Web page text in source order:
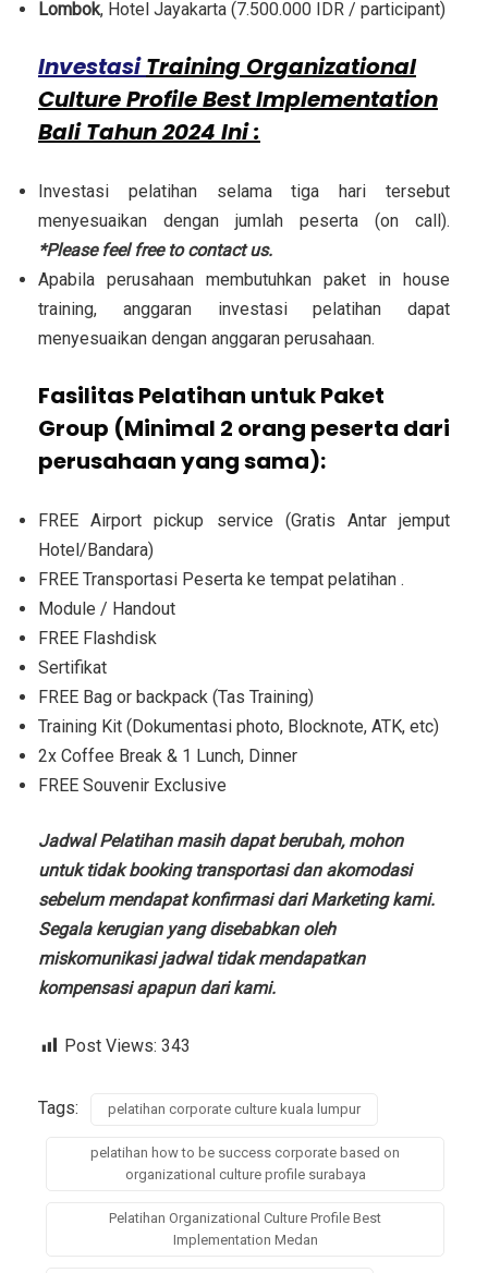
Lombok, Hotel Jayakarta (7.500.000 IDR / participant)
InvestasiTraining Organizational
Culture Profile Best Implementation
Bali Tahun 2024 Ini :
Investasi pelatihan selama tiga hari tersebut
menyesuaikan dengan jumlah peserta (on call).
*Please feel free to contact us.
Apabila perusahaan membutuhkan paket in house
training, anggaran investasi pelatihan dapat
menyesuaikan dengan anggaran perusahaan.
Fasilitas Pelatihan untuk Paket
Group (Minimal 2 orang peserta dari
perusahaan yang sama):
FREE Airport pickup service (Gratis Antar jemput
Hotel/Bandara)
FREE Transportasi Peserta ke tempat pelatihan .
Module / Handout
FREE Flashdisk
Sertifikat
FREE Bag or backpack (Tas Training)
Training Kit (Dokumentasi photo, Blocknote, ATK, etc)
2x Coffee Break & 1 Lunch, Dinner
FREE Souvenir Exclusive
Jadwal Pelatihan masih dapat berubah, mohon
untuk tidak booking transportasi dan akomodasi
sebelum mendapat konfirmasi dari Marketing kami.
Segala kerugian yang disebabkan oleh
miskomunikasi jadwal tidak mendapatkan
kompensasi apapun dari kami.
Post Views: 343
Tags: pelatihan corporate culture kuala lumpur
pelatihan how to be success corporate based on
organizational culture profile surabaya
Pelatihan Organizational Culture Profile Best
Implementation Medan